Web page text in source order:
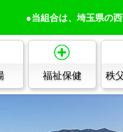
●当組合は、埼玉県の
福祉保健 秩